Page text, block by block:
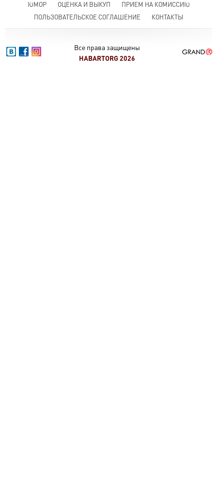
ЮМОР
ОЦЕНКА И ВЫКУП
ПРИЕМ НА КОМИССИЮ
ПОЛЬЗОВАТЕЛЬСКОЕ СОГЛАШЕНИЕ
КОНТАКТЫ
Все права защищены
HABARTORG 2026